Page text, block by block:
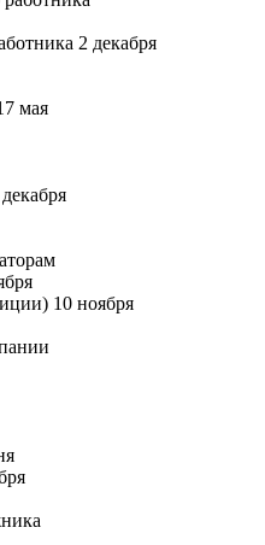
2 декабря
мая
10 ноября